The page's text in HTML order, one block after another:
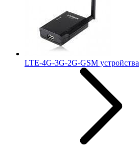
LTE-4G-3G-2G-GSM устройства